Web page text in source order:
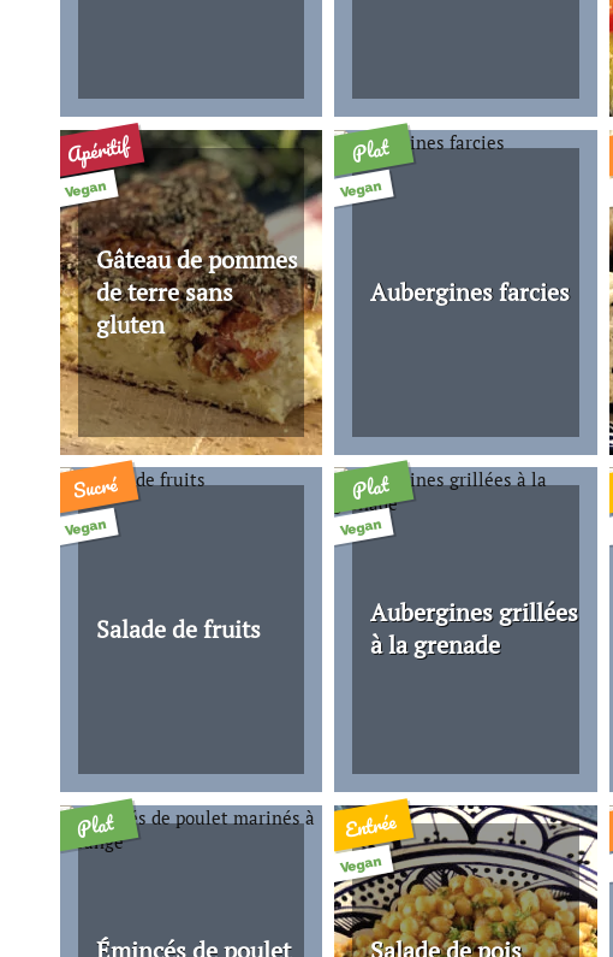
Apéritif
Vegan
Gâteau de pommes
de terre sans
gluten
Plat
Vegan
Aubergines farcies
Sucré
Vegan
Salade de fruits
Plat
Vegan
Aubergines grillées
à la grenade
Plat
Émincés de poulet
Entrée
Vegan
Salade de pois